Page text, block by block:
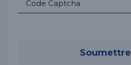
Soumettre